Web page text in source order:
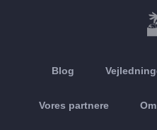
Blog
Vores partnere